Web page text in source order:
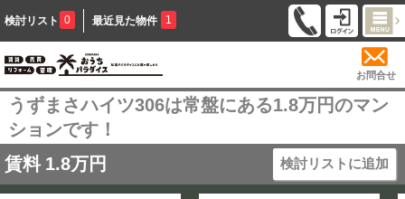
検討リスト 0 最近見た物件 1
お問合せ
うずまさハイツ306は常盤にある1.8万円のマン
ションです！
賃料 1.8万円 検討リストに追加